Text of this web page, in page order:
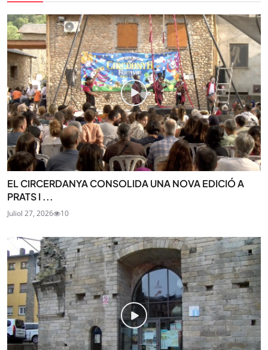
EL CIRCERDANYA CONSOLIDA UNA NOVA EDICIÓ A
PRATS I ...
Juliol 27, 2026 10